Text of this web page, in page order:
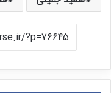
سعید جلیلی